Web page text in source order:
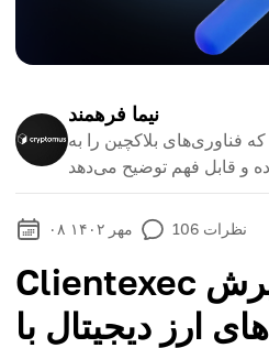
نیما فرهمند
فناوری‌های بلاکچین را به
۰۸ مهر ۱۴۰۲ 106 نظرات
Clientexec نحوه پذیرش
ارز دیجیتال با